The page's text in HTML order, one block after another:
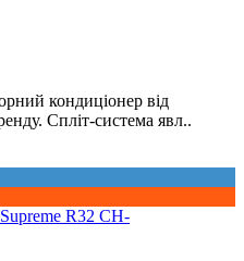
кондиціонер від
Спліт-система явл..